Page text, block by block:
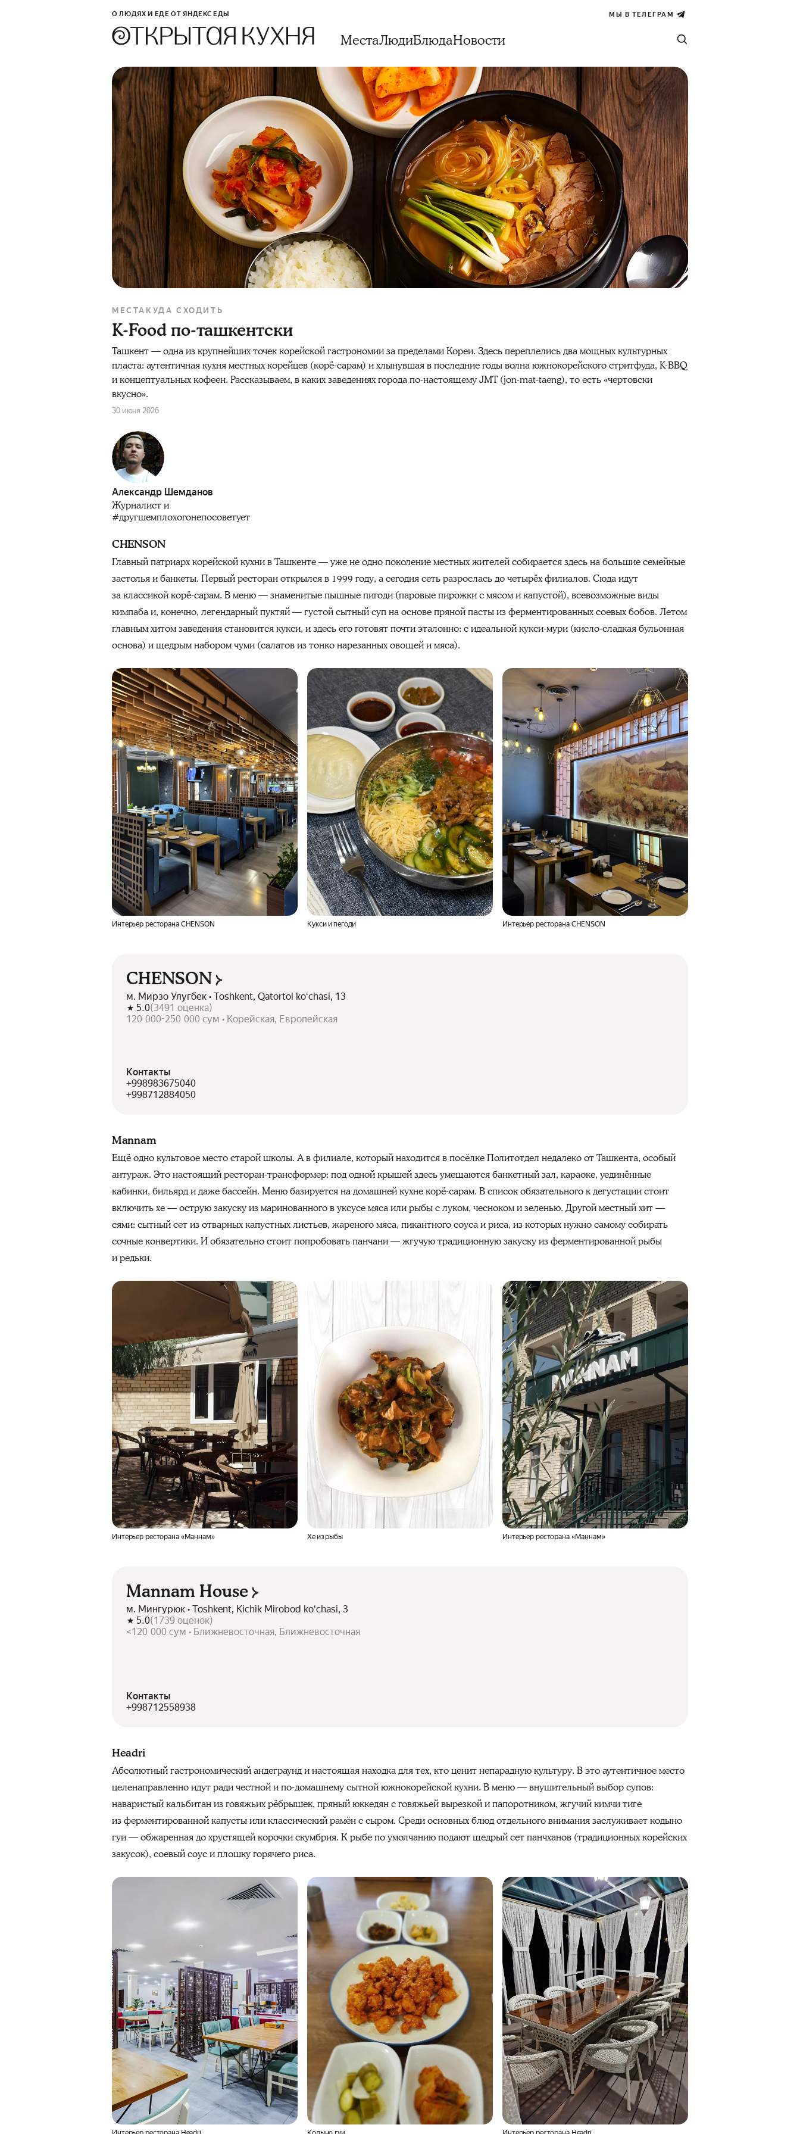
О ЛЮДЯХ И ЕДЕ ОТ ЯНДЕКС ЕДЫ МЫ В ТЕЛЕГРАМ
МестаЛюдиБлюдаНовости
МЕСТА КУДА СХОДИТЬ
K-Food по-ташкентски
Ташкент — одна из крупнейших точек корейской гастрономии за пределами Кореи. Здесь переплелись два мощных культурных
пласта: аутентичная кухня местных корейцев (корё-сарам) и хлынувшая в последние годы волна южнокорейского стритфуда, K-BBQ
и концептуальных кофеен. Рассказываем, в каких заведениях города по-настоящему JMT (jon-mat-taeng), то есть «чертовски
вкусно».
30 июня 2026
Александр Шемданов
Журналист и
#другшемплохогонепосоветует
CHENSON
Главный патриарх корейской кухни в Ташкенте — уже не одно поколение местных жителей собирается здесь на большие семейные
застолья и банкеты. Первый ресторан открылся в 1999 году, а сегодня сеть разрослась до четырёх филиалов. Сюда идут
за классикой корё-сарам. В меню — знаменитые пышные пигоди (паровые пирожки с мясом и капустой), всевозможные виды
кимпаба и, конечно, легендарный пуктяй — густой сытный суп на основе пряной пасты из ферментированных соевых бобов. Летом
главным хитом заведения становится кукси, и здесь его готовят почти эталонно: с идеальной кукси-мури (кисло-сладкая бульонная
основа) и щедрым набором чуми (салатов из тонко нарезанных овощей и мяса).
Интерьер ресторана CHENSON Кукси и пегоди Интерьер ресторана CHENSON
CHENSON
м. Мирзо Улугбек • Toshkent, Qatortol koʻchasi, 13
5.0(3491 оценка)
120 000-250 000 сум • Корейская, Европейская
Контакты
+998983675040
+998712884050
Mannam
Ещё одно культовое место старой школы. А в филиале, который находится в посёлке Политотдел недалеко от Ташкента, особый
антураж. Это настоящий ресторан-трансформер: под одной крышей здесь умещаются банкетный зал, караоке, уединённые
кабинки, бильярд и даже бассейн. Меню базируется на домашней кухне корё-сарам. В список обязательного к дегустации стоит
включить хе — острую закуску из маринованного в уксусе мяса или рыбы с луком, чесноком и зеленью. Другой местный хит —
сями: сытный сет из отварных капустных листьев, жареного мяса, пикантного соуса и риса, из которых нужно самому собирать
сочные конвертики. И обязательно стоит попробовать панчани — жгучую традиционную закуску из ферментированной рыбы
и редьки.
Интерьер ресторана «Маннам» Хе из рыбы Интерьер ресторана «Маннам»
Mannam House
м. Мингурюк • Toshkent, Kichik Mirobod koʻchasi, 3
5.0(1739 оценок)
<120 000 сум • Ближневосточная, Ближневосточная
Контакты
+998712558938
Headri
Абсолютный гастрономический андеграунд и настоящая находка для тех, кто ценит непарадную культуру. В это аутентичное место
целенаправленно идут ради честной и по-домашнему сытной южнокорейской кухни. В меню — внушительный выбор супов:
наваристый кальбитан из говяжьих рёбрышек, пряный юккедян с говяжьей вырезкой и папоротником, жгучий кимчи тиге
из ферментированной капусты или классический рамён с сыром. Среди основных блюд отдельного внимания заслуживает кодыно
гуи — обжаренная до хрустящей корочки скумбрия. К рыбе по умолчанию подают щедрый сет панчханов (традиционных корейских
закусок), соевый соус и плошку горячего риса.